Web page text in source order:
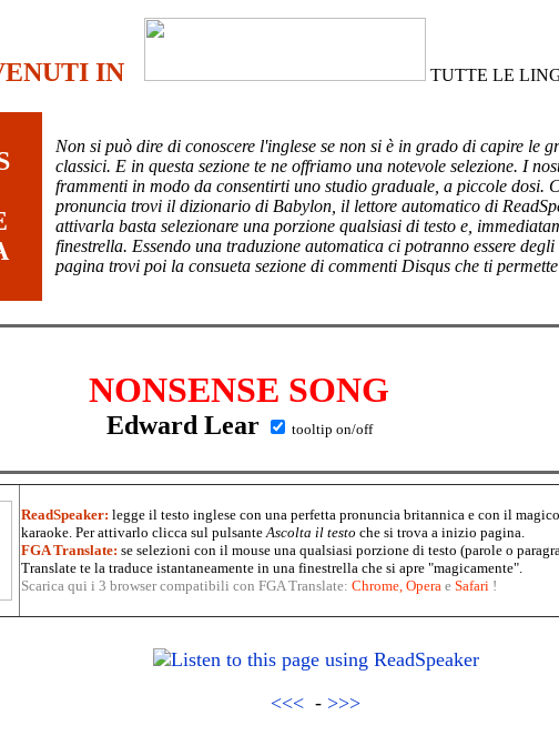
IN TUTTE LE
Non si può dire di conoscere l'inglese se non si è in grado di capire le
classici. E in questa sezione te ne offriamo una notevole selezione. I
frammenti in modo da consentirti uno studio graduale, a piccole dosi.
pronuncia trovi il dizionario di Babylon, il lettore automatico di
attivarla basta selezionare una porzione qualsiasi di testo e,
finestrella. Essendo una traduzione automatica ci potranno essere
pagina trovi poi la consueta sezione di commenti Disqus che ti
NONSENSE SONG
Edward Lear tooltip on/off
ReadSpeaker: legge il testo inglese con una perfetta pronuncia britannica e con il
karaoke. Per attivarlo clicca sul pulsanteAscolta il testo che si trova a inizio pagina.
FGA Translate: se selezioni con il mouse una qualsiasi porzione di testo (parole o
Translate te la traduce istantaneamente in una finestrella che si apre "magicamente".
Scarica qui i 3 browser compatibili con FGA Translate: Chrome, Operae Safari !
<<< - >>>